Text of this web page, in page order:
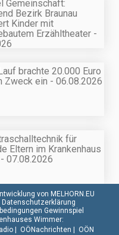
Gemeinschaft:
Bezirk Braunau
Kinder mit
Erzähltheater -
brachte 20.000 Euro
Zweck ein - 06.08.2026
für
Eltern im Krankenhaus
- 07.08.2026
von MELHORN.EU
Datenschutzerklärung
Gewinnspiel
Wimmer:
| OÖNachrichten OÖN